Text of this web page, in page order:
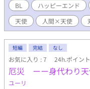
BL ハッピーエンド
天使
人間×天使
短編 完結 なし
お気に入り : 7 24h.ポイン
厄災 ーー身代わり天
ユーリ